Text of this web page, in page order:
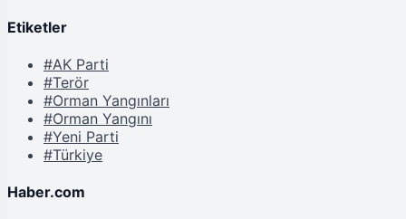
Etiketler
#AK Parti
#Terör
#Orman Yangınları
#Orman Yangını
#Yeni Parti
#Türkiye
Haber.com